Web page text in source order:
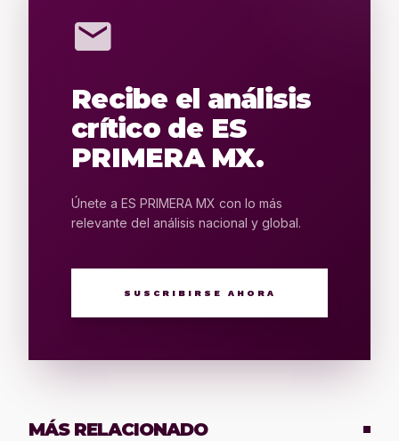
mail
Recibe el análisis
crítico de ES
PRIMERA MX.
Únete a ES PRIMERA MX con lo más
relevante del análisis nacional y global.
SUSCRIBIRSE AHORA
MÁS RELACIONADO